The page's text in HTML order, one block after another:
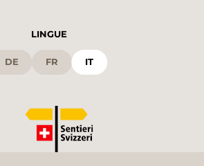
LINGUE
DE FR IT